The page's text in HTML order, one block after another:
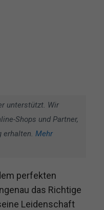
unterstützt. Wir
Shops und Partner,
erhalten. Mehr
perfekten
das Richtige
Leidenschaft